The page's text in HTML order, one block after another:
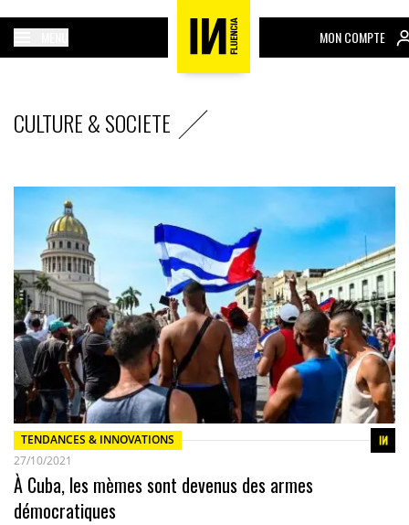
MON COMPTE
CULTURE & SOCIETE
TENDANCES & INNOVATIONS
27/10/2021
À Cuba, les mèmes sont devenus des armes
démocratiques